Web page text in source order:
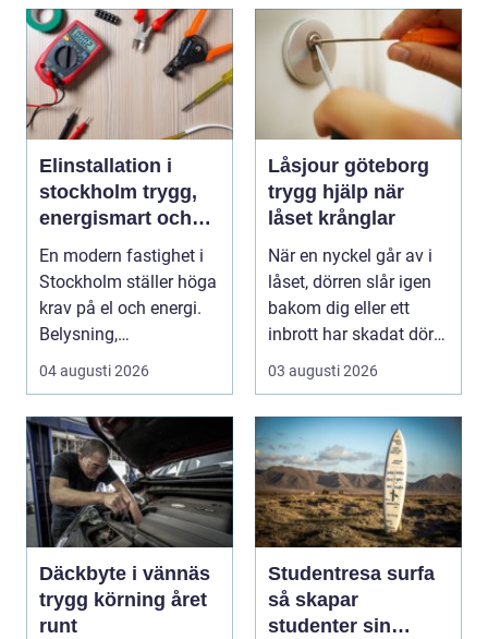
Elinstallation i
stockholm trygg,
energismart och
framtidssäker el i
fastigheten
En modern fastighet i
Stockholm ställer höga
krav på el och energi.
Belysning,
värmepumpar,
kylanläg...
04 augusti 2026
Låsjour göteborg
trygg hjälp när
låset krånglar
När en nyckel går av i
låset, dörren slår igen
bakom dig eller ett
inbrott har skadat dörr
och karm,...
03 augusti 2026
Däckbyte i vännäs
trygg körning året
runt
Studentresa surfa
så skapar
studenter sin